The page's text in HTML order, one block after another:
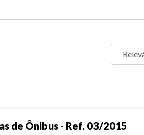
de Ônibus - Ref. 03/2015